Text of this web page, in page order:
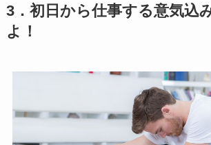
3．初日から仕事する意気込
よ！